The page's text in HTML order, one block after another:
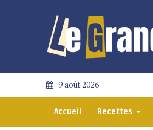
9 août 2026
Accueil Recettes